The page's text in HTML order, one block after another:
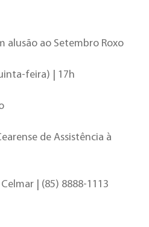
alusão ao Setembro Roxo
feira) | 17h
de Assistência à
Celmar | (85) 8888-1113